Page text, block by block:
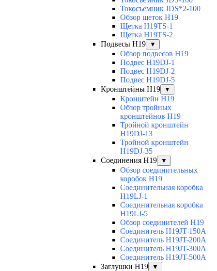
Токосъемник JDS*2-100
Обзор щеток H19
Щетка H19TS-1
Щетка H19TS-2
Подвесы H19
▼
Обзор подвесов H19
Подвес H19DJ-1
Подвес H19DJ-2
Подвес H19DJ-5
Кронштейны H19
▼
Кронштейн H19
Обзор тройных
кронштейнов H19
Тройной кронштейн
H19DJ-13
Тройной кронштейн
H19DJ-35
Соединения H19
▼
Обзор соединительных
коробок H19
Соединительная коробка
H19LJ-1
Соединительная коробка
H19LJ-5
Обзор соединителей H19
Соединитель H19JT-150A
Соединитель H19JT-200A
Соединитель H19JT-300A
Соединитель H19JT-500A
Заглушки H19
▼